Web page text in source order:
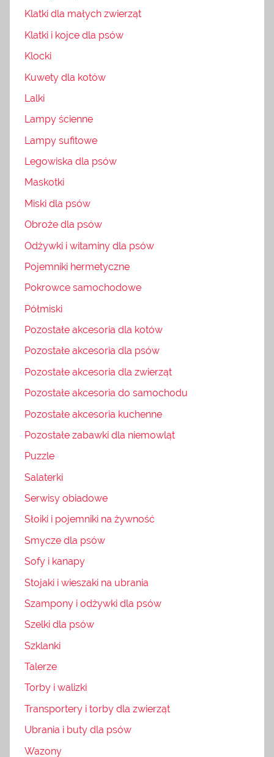
Klatki dla małych zwierząt
Klatki i kojce dla psów
Klocki
Kuwety dla kotów
Lalki
Lampy ścienne
Lampy sufitowe
Legowiska dla psów
Maskotki
Miski dla psów
Obroże dla psów
Odżywki i witaminy dla psów
Pojemniki hermetyczne
Pokrowce samochodowe
Półmiski
Pozostałe akcesoria dla kotów
Pozostałe akcesoria dla psów
Pozostałe akcesoria dla zwierząt
Pozostałe akcesoria do samochodu
Pozostałe akcesoria kuchenne
Pozostałe zabawki dla niemowląt
Puzzle
Salaterki
Serwisy obiadowe
Słoiki i pojemniki na żywność
Smycze dla psów
Sofy i kanapy
Stojaki i wieszaki na ubrania
Szampony i odżywki dla psów
Szelki dla psów
Szklanki
Talerze
Torby i walizki
Transportery i torby dla zwierząt
Ubrania i buty dla psów
Wazony